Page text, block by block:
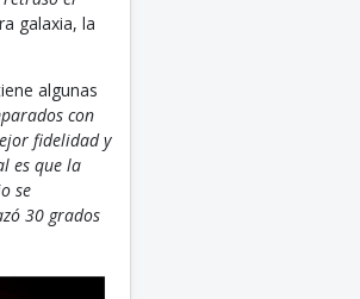
galaxia, la
algunas
con
fidelidad y
es que la
se
30 grados